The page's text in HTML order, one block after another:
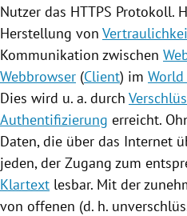
Nutzer das HTTPS Protokoll.
Herstellung von
Kommunikation zwischen
Webbrowser (Client) im World
Dies wird u. a. durch
Authentifizierung erreicht.
Daten, die über das Internet
jeden, der Zugang zum
Klartext lesbar. Mit der
von offenen (d. h.